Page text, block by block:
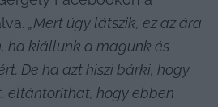
„Mert úgy látszik, ez az ára
ha kiállunk a magunk és
De ha azt hiszi bárki, hogy
eltántoríthat, hogy ebben